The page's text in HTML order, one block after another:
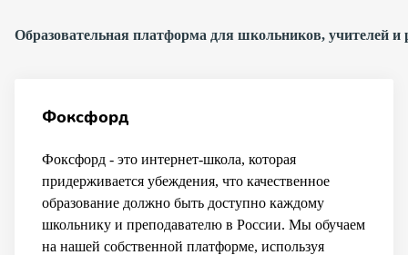
Образовательная платформа для школьников, учителей и
Фоксфорд
Фоксфорд - это интернет-школа, которая
придерживается убеждения, что качественное
образование должно быть доступно каждому
школьнику и преподавателю в России. Мы обучаем
на нашей собственной платформе, используя